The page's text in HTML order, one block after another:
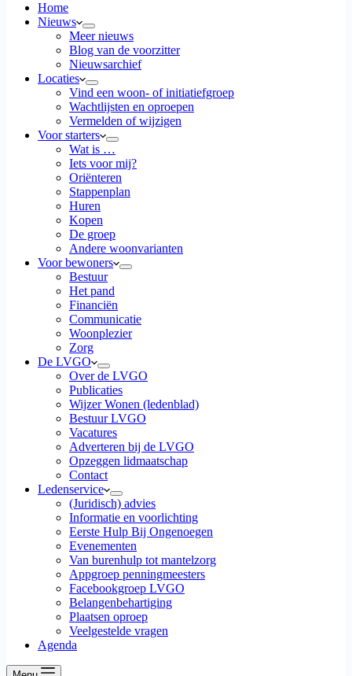
Home
Nieuws
Meer nieuws
Blog van de voorzitter
Nieuwsarchief
Locaties
Vind een woon- of initiatiefgroep
Wachtlijsten en oproepen
Vermelden of wijzigen
Voor starters
Wat is …
Iets voor mij?
Oriënteren
Stappenplan
Huren
Kopen
De groep
Andere woonvarianten
Voor bewoners
Bestuur
Het pand
Financiën
Communicatie
Woonplezier
Zorg
De LVGO
Over de LVGO
Publicaties
Wijzer Wonen (ledenblad)
Bestuur LVGO
Vacatures
Adverteren bij de LVGO
Opzeggen lidmaatschap
Contact
Ledenservice
(Juridisch) advies
Informatie en voorlichting
Eerste Hulp Bij Ongenoegen
Evenementen
Van burenhulp tot mantelzorg
Appgroep penningmeesters
Facebookgroep LVGO
Belangenbehartiging
Plaatsen oproep
Veelgestelde vragen
Agenda